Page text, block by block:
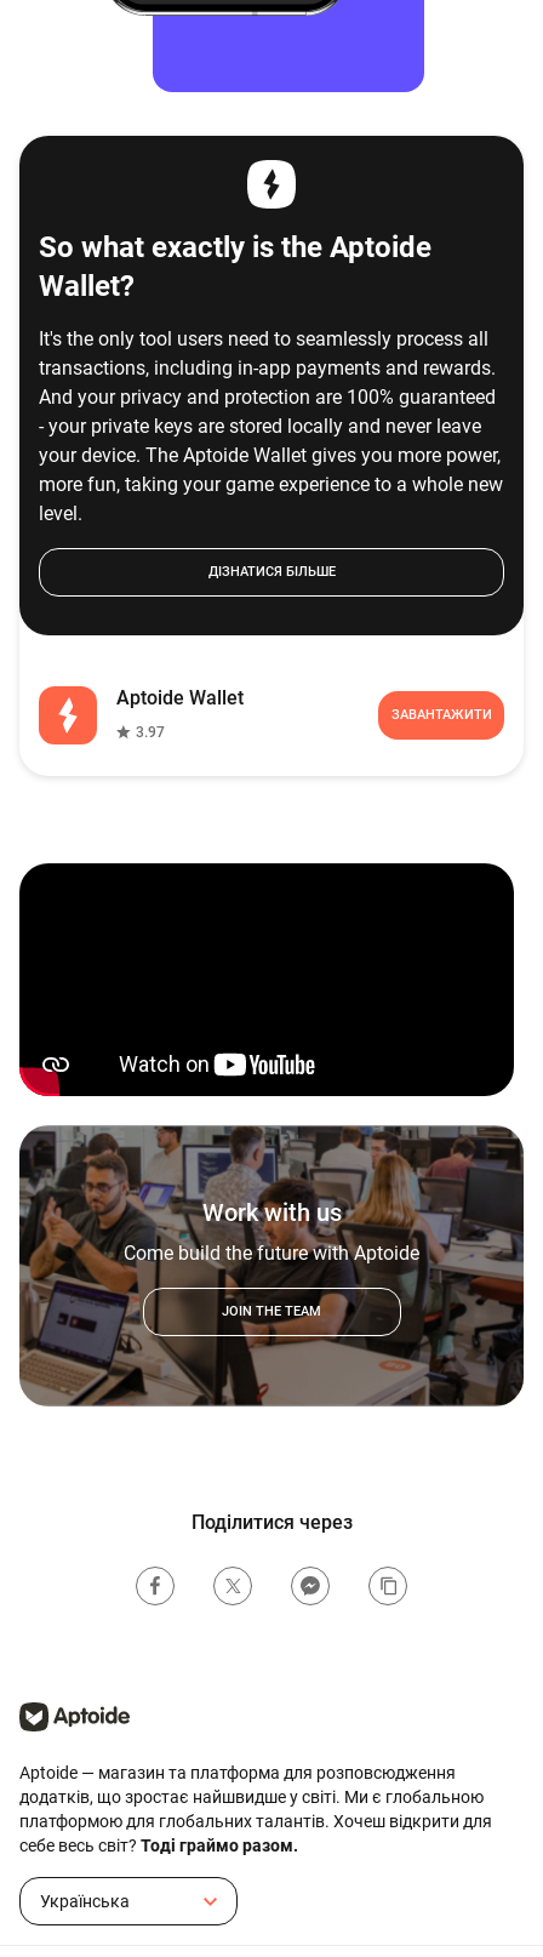
So what exactly is the Aptoide
Wallet?
It's the only tool users need to seamlessly process all
transactions, including in-app payments and rewards.
And your privacy and protection are 100% guaranteed
- your private keys are stored locally and never leave
your device. The Aptoide Wallet gives you more power,
more fun, taking your game experience to a whole new
level.
ДІЗНАТИСЯ БІЛЬШЕ
Aptoide Wallet
3.97
ЗАВАНТАЖИТИ
Work with us
Come build the future with Aptoide
JOIN THE TEAM
Поділитися через
Aptoide — магазин та платформа для розповсюдження
додатків, що зростає найшвидше у світі. Ми є глобальною
платформою для глобальних талантів. Хочеш відкрити для
себе весь світ? Тоді граймо разом.
Українська